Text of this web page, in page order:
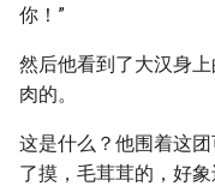
你！”
然后他看到了大汉身
肉的。
这是什么？他围着这
了摸，毛茸茸的，好象